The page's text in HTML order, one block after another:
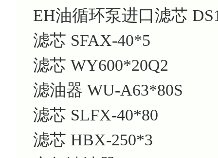
EH油循环泵进口滤芯
滤芯 SFAX-40*5
滤芯 WY600*20Q2
滤油器 WU-A63*80S
滤芯 SLFX-40*80
滤芯 HBX-250*3